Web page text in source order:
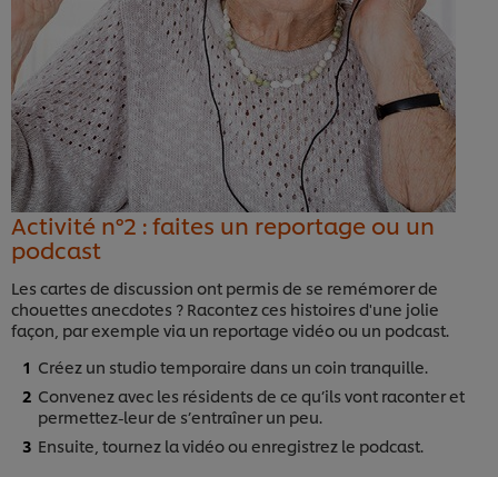
Activité n°2 : faites un reportage ou un
podcast
Les cartes de discussion ont permis de se remémorer de
chouettes anecdotes ? Racontez ces histoires d'une jolie
façon, par exemple via un reportage vidéo ou un podcast.
Créez un studio temporaire dans un coin tranquille.
Convenez avec les résidents de ce qu’ils vont raconter et
permettez-leur de s’entraîner un peu.
Ensuite, tournez la vidéo ou enregistrez le podcast.